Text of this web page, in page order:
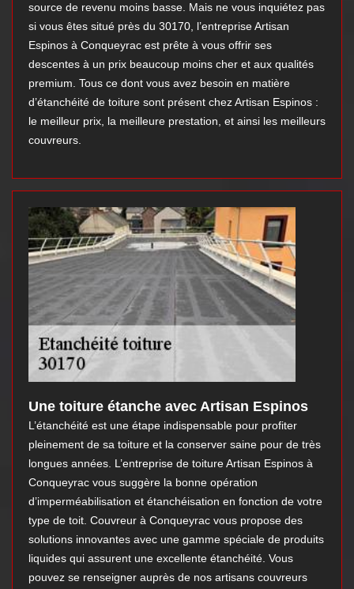
source de revenu moins basse. Mais ne vous inquiétez pas
si vous êtes situé près du 30170, l’entreprise Artisan
Espinos à Conqueyrac est prête à vous offrir ses
descentes à un prix beaucoup moins cher et aux qualités
premium. Tous ce dont vous avez besoin en matière
d’étanchéité de toiture sont présent chez Artisan Espinos :
le meilleur prix, la meilleure prestation, et ainsi les meilleurs
couvreurs.
Une toiture étanche avec Artisan Espinos
L’étanchéité est une étape indispensable pour profiter
pleinement de sa toiture et la conserver saine pour de très
longues années. L’entreprise de toiture Artisan Espinos à
Conqueyrac vous suggère la bonne opération
d’imperméabilisation et étanchéisation en fonction de votre
type de toit. Couvreur à Conqueyrac vous propose des
solutions innovantes avec une gamme spéciale de produits
liquides qui assurent une excellente étanchéité. Vous
pouvez se renseigner auprès de nos artisans couvreurs